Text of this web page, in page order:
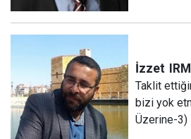
İzzet
Taklit
bizi yok
Üzerine-3)